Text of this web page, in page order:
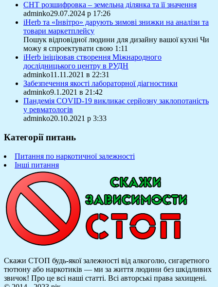
СНТ розшифровка – земельна ділянка та її значення
adminko29.07.2024 р 17:26
iHerb та «Інвітро» дарують зимові знижки на аналізи та
товари маркетплейсу
Пошук відповідної людини для дизайну вашої кухні Чи
можу я спроектувати свою 1:11
iHerb ініціював створення Міжнародного
дослідницького центру в РУДН
adminko11.11.2021 в 22:31
Забезпечення якості лабораторної діагностики
adminko9.1.2021 в 21:42
Пандемія COVID-19 викликає серйозну заклопотаність
у ревматологів
adminko20.10.2021 р 3:33
Категорії питань
Питання по наркотичної залежності
Інші питання
Скажи СТОП будь-якої залежності від алкоголю, сигаретного
тютюну або наркотиків — ми за життя людини без шкідливих
звичок! Про це всі наші статті. Всі авторські права захищені.